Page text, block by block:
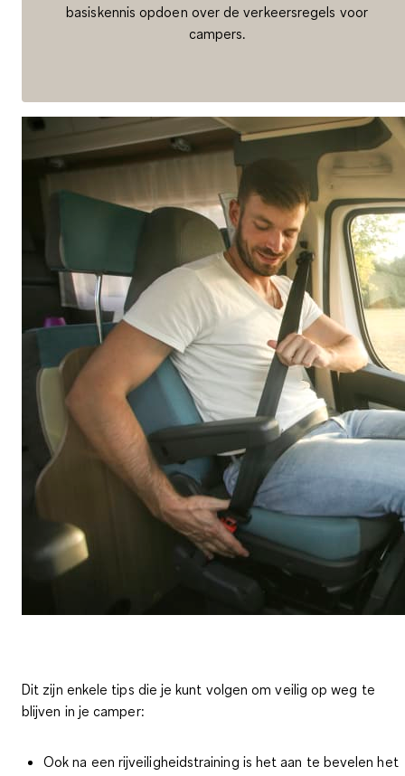
basiskennis opdoen over de verkeersregels voor
campers.
Dit zijn enkele tips die je kunt volgen omveilig op weg te
blijven in je camper:
Ook na een rijveiligheidstraining is het aan te bevelen het